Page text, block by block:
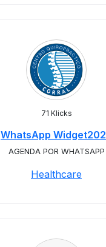
71 Klicks
WhatsApp
AGENDA POR WHATSAPP
Healthcare